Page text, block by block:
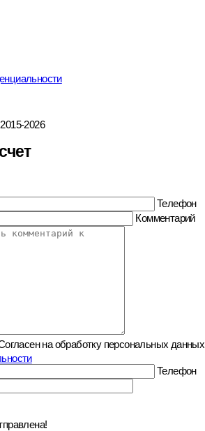
2026
Телефон
Комментарий
на обработку персональных данных
Телефон